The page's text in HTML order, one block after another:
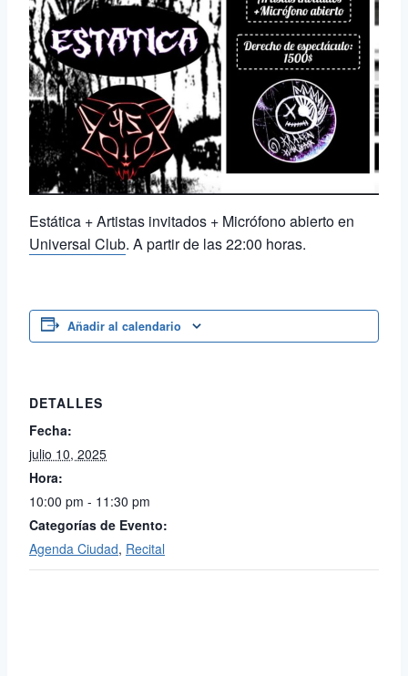
Estática + Artistas invitados + Micrófono abierto en
Universal Club. A partir de las 22:00 horas.
Añadir al calendario
DETALLES
Fecha:
julio 10, 2025
Hora:
10:00 pm - 11:30 pm
Categorías de Evento:
Agenda Ciudad, Recital